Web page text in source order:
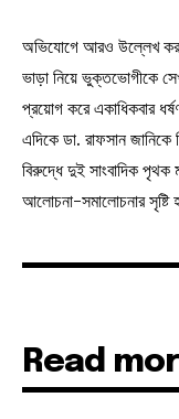
অভিযোগে আরও উল্লেখ করা
ভাড়া নিয়ে ভুক্তভোগীকে
প্রয়োগ করে একাধিকবার
এদিকে ডা. রাফসান
বিরুদ্ধে দুই সাংবাদিক পৃথক
আলোচনা-সমালোচনার সৃষ্টি
Read